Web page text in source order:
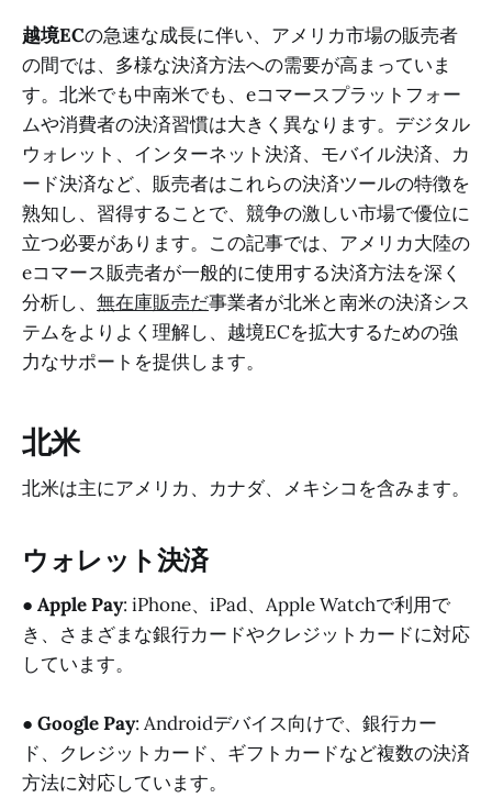
越境ECの急速な成長に伴い、アメリカ市場の販売者
の間では、多様な決済方法への需要が高まっていま
す。北米でも中南米でも、eコマースプラットフォー
ムや消費者の決済習慣は大きく異なります。デジタル
ウォレット、インターネット決済、モバイル決済、カ
ード決済など、販売者はこれらの決済ツールの特徴を
熟知し、習得することで、競争の激しい市場で優位に
立つ必要があります。この記事では、アメリカ大陸の
eコマース販売者が一般的に使用する決済方法を深く
分析し、 無在庫販売だ事業者が北米と南米の決済シス
テムをよりよく理解し、越境ECを拡大するための強
力なサポートを提供します。
北米
北米は主にアメリカ、カナダ、メキシコを含みます。
ウォレット決済
● Apple Pay: iPhone、iPad、Apple Watchで利用で
き、さまざまな銀行カードやクレジットカードに対応
しています。
● Google Pay: Androidデバイス向けで、銀行カー
ド、クレジットカード、ギフトカードなど複数の決済
方法に対応しています。